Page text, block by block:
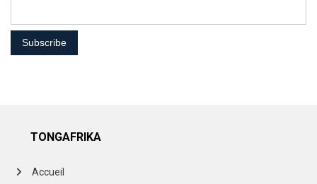
TONGAFRIKA
Accueil